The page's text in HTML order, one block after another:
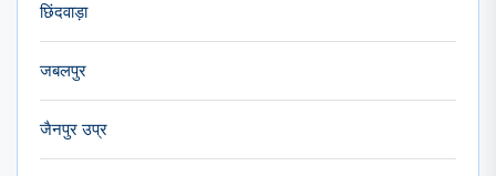
छिंदवाड़ा
जबलपुर
जैनपुर उप्र